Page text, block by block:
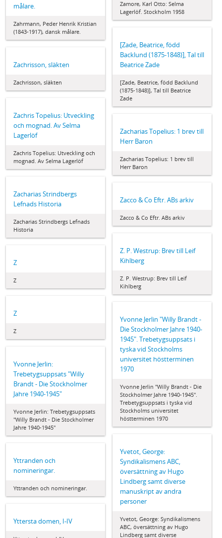
Zamore, Karl Otto: Selma
Lagerlöf. Stockholm 1958
målare.
Zahrmann, Peder Henrik Kristian
(1843-1917), dansk målare.
[Zade, Beatrice, född
Backlund (1875-1848)], Tal till
Beatrice Zade
[Zade, Beatrice, född Backlund
(1875-1848)], Tal till Beatrice
Zade
Zachrisson, släkten
Zachrisson, släkten
Zachris Topelius: Utveckling
och mognad. Av Selma
Lagerlöf
Zachris Topelius: Utveckling och
mognad. Av Selma Lagerlöf
Zacharias Topelius: 1 brev till
Herr Baron
Zacharias Topelius: 1 brev till
Herr Baron
Zacharias Strindbergs
Lefnads Historia
Zacharias Strindbergs Lefnads
Historia
Zacco & Co Eftr. ABs arkiv
Zacco & Co Eftr. ABs arkiv
Z. P. Westrup: Brev till Leif
Kihlberg
Z. P. Westrup: Brev till Leif
Kihlberg
Z
Z
Z
Z
Yvonne Jerlin "Willy Brandt -
Die Stockholmer Jahre 1940-
1945". Trebetygsuppsats i
tyska vid Stockholms
universitet höstterminen
1970
Yvonne Jerlin "Willy Brandt - Die
Stockholmer Jahre 1940-1945".
Trebetygsuppsats i tyska vid
Stockholms universitet
höstterminen 1970
Yvonne Jerlin:
Trebetygsuppsats "Willy
Brandt - Die Stockholmer
Jahre 1940-1945"
Yvonne Jerlin: Trebetygsuppsats
"Willy Brandt - Die Stockholmer
Jahre 1940-1945"
Yvetot, George:
Syndikalismens ABC,
översättning av Hugo
Lindberg samt diverse
manuskript av andra
personer
Yvetot, George: Syndikalismens
ABC, översättning av Hugo
Lindberg samt diverse
Yttranden och
nomineringar.
Yttranden och nomineringar.
Yttersta domen, I-IV